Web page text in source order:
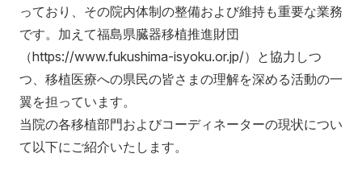
っており、その院内体制の整備および維持も重要な業務
です。加えて福島県臓器移植推進財団
（https://www.fukushima-isyoku.or.jp/）と協力しつ
つ、移植医療への県民の皆さまの理解を深める活動の一
翼を担っています。
当院の各移植部門およびコーディネーターの現状につい
て以下にご紹介いたします。